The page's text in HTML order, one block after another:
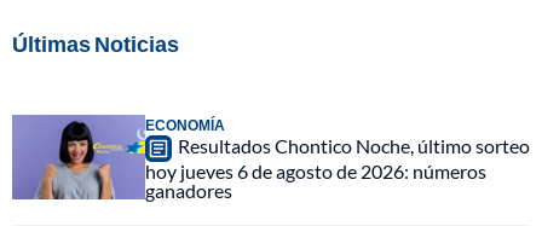
Últimas Noticias
ECONOMÍA
Resultados Chontico Noche, último sorteo
hoy jueves 6 de agosto de 2026: números
ganadores